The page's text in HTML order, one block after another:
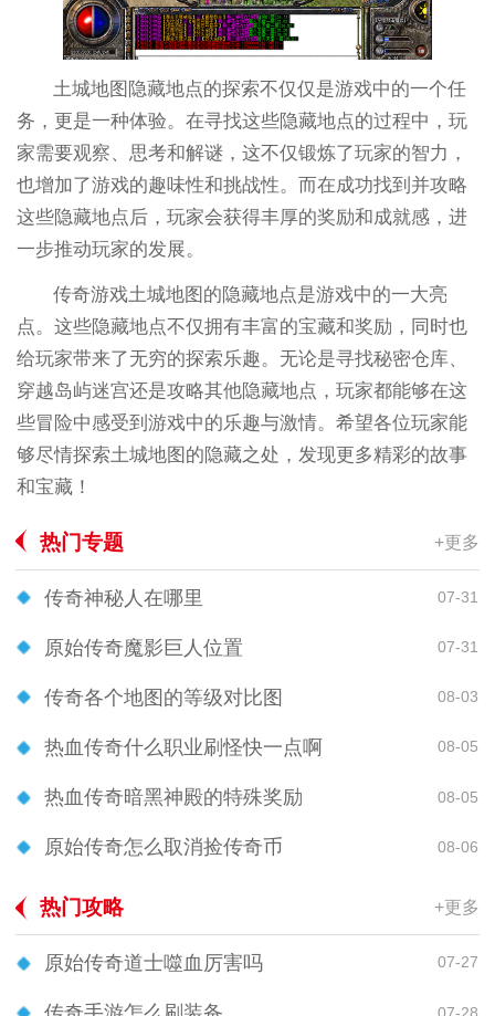
土城地图隐藏地点的探索不仅仅是游戏中的一个任
务，更是一种体验。在寻找这些隐藏地点的过程中，玩
家需要观察、思考和解谜，这不仅锻炼了玩家的智力，
也增加了游戏的趣味性和挑战性。而在成功找到并攻略
这些隐藏地点后，玩家会获得丰厚的奖励和成就感，进
一步推动玩家的发展。
传奇游戏土城地图的隐藏地点是游戏中的一大亮
点。这些隐藏地点不仅拥有丰富的宝藏和奖励，同时也
给玩家带来了无穷的探索乐趣。无论是寻找秘密仓库、
穿越岛屿迷宫还是攻略其他隐藏地点，玩家都能够在这
些冒险中感受到游戏中的乐趣与激情。希望各位玩家能
够尽情探索土城地图的隐藏之处，发现更多精彩的故事
和宝藏！
热门专题 +更多
传奇神秘人在哪里 07-31
原始传奇魔影巨人位置 07-31
传奇各个地图的等级对比图 08-03
热血传奇什么职业刷怪快一点啊 08-05
热血传奇暗黑神殿的特殊奖励 08-05
原始传奇怎么取消捡传奇币 08-06
热门攻略 +更多
原始传奇道士噬血厉害吗 07-27
07-28